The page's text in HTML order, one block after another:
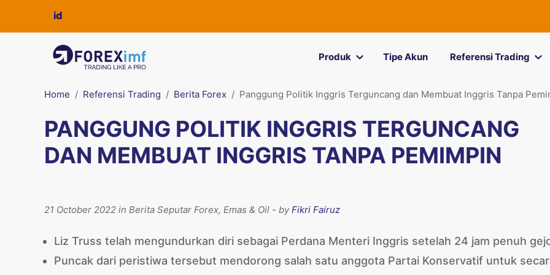
Produk Tipe Akun Referensi Trading
Home Referensi Trading Berita Forex Panggung Politik Inggris Terguncang dan Membuat Inggris Tanpa
PANGGUNG POLITIK INGGRIS TERGUNCANG
DAN MEMBUAT INGGRIS TANPA PEMIMPIN
21 October 2022 in Berita Seputar Forex, Emas & Oil - byFikri Fairuz
Liz Truss telah mengundurkan diri sebagai Perdana Menteri Inggris setelah 24 jam penuh
Puncak dari peristiwa tersebut mendorong salah satu anggota Partai Konservatif untuk